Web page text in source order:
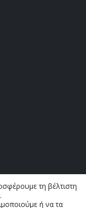
τη βέλτιστη
ή να τα